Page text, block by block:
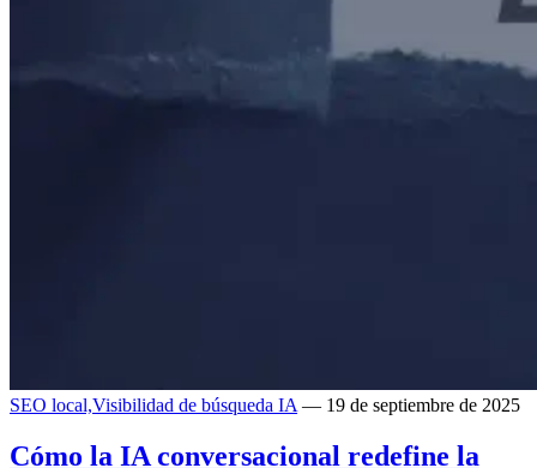
SEO local,Visibilidad de búsqueda IA — 19 de septiembre de 2025
Cómo la IA conversacional redefine la